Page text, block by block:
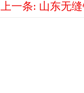
上一条: 山东无